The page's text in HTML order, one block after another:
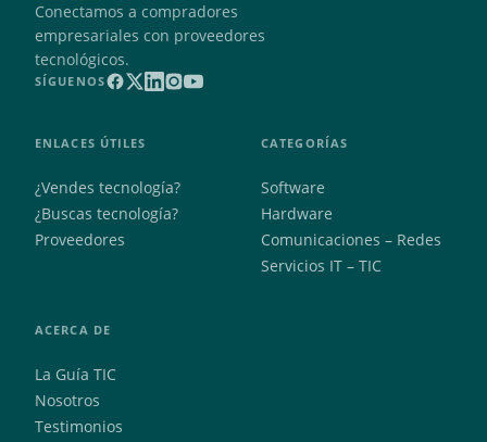
Conectamos a compradores
empresariales con proveedores
tecnológicos.
SÍGUENOS
ENLACES ÚTILES
¿Vendes tecnología?
¿Buscas tecnología?
Proveedores
CATEGORÍAS
Software
Hardware
Comunicaciones – Redes
Servicios IT – TIC
ACERCA DE
La Guía TIC
Nosotros
Testimonios